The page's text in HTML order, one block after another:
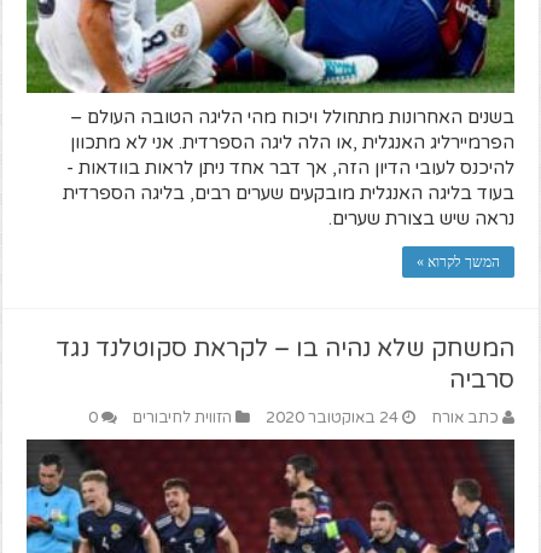
בשנים האחרונות מתחולל ויכוח מהי הליגה הטובה העולם –
הפרמיירליג האנגלית ,או הלה ליגה הספרדית. אני לא מתכוון
להיכנס לעובי הדיון הזה, אך דבר אחד ניתן לראות בוודאות -
בעוד בליגה האנגלית מובקעים שערים רבים, בליגה הספרדית
נראה שיש בצורת שערים.
המשך לקרוא »
המשחק שלא נהיה בו – לקראת סקוטלנד נגד
סרביה
כתב אורח 24 באוקטובר 2020 הזווית לחיבורים 0